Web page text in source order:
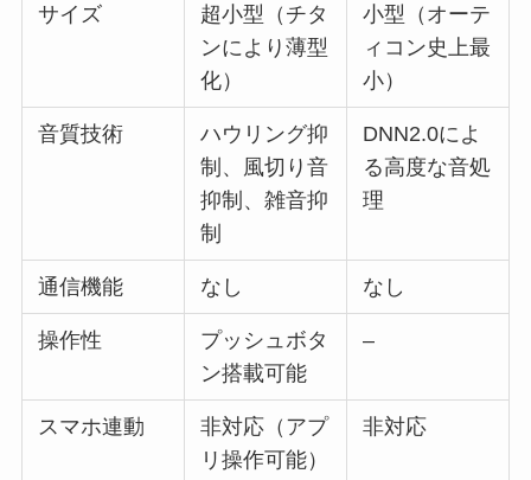
サイズ
超小型（チタ
ンにより薄型
化）
小型（オーテ
ィコン史上最
小）
音質技術
ハウリング抑
制、風切り音
抑制、雑音抑
制
DNN2.0によ
る高度な音処
理
通信機能 なし なし
操作性
プッシュボタ
ン搭載可能
–
スマホ連動
非対応（アプ
リ操作可能）
非対応